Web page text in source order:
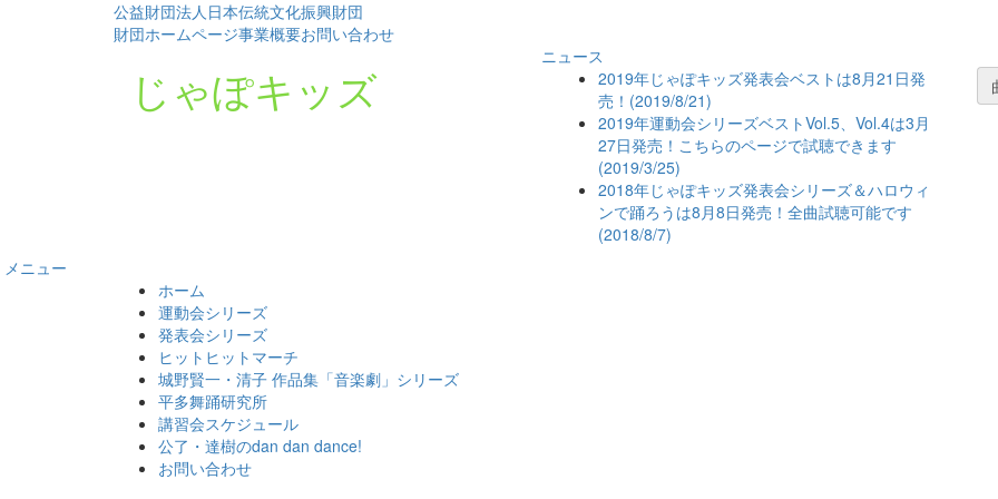
公益財団法人日本伝統文化振興財団
財団ホームページ事業概要お問い合わせ
じゃぽキッズ
ニュース
2019年じゃぽキッズ発表会ベストは8月21日発
売！(2019/8/21)
2019年運動会シリーズベストVol.5、Vol.4は3月
27日発売！こちらのページで試聴できます
(2019/3/25)
2018年じゃぽキッズ発表会シリーズ＆ハロウィ
ンで踊ろうは8月8日発売！全曲試聴可能です
(2018/8/7)
メニュー
ホーム
運動会シリーズ
発表会シリーズ
ヒットヒットマーチ
城野賢一・清子 作品集「音楽劇」シリーズ
平多舞踊研究所
講習会スケジュール
公了・達樹のdan dan dance!
お問い合わせ